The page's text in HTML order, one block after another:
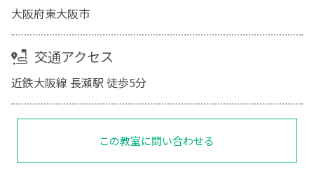
大阪府東大阪市
交通アクセス
近鉄大阪線 長瀬駅 徒歩5分
この教室に問い合わせる